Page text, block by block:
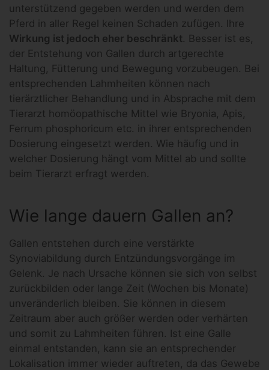
unterstützend gegeben werden und werden dem
Pferd in aller Regel keinen Schaden zufügen. Ihre
Wirkung ist jedoch eher beschränkt. Besser ist es,
der Entstehung von Gallen durch artgerechte
Haltung, Fütterung und Bewegung vorzubeugen. Bei
entsprechenden Lahmheiten können nach
tierärztlicher Behandlung und in Absprache mit dem
Tierarzt homöopathische Mittel wie Bryonia, Apis,
Ferrum phosphoricum etc. in ihrer entsprechenden
Dosierung eingesetzt werden. Wie häufig und in
welcher Dosierung hängt vom Mittel ab und sollte
beim Tierarzt erfragt werden.
Wie lange dauern Gallen an?
Gallen entstehen durch eine verstärkte
Synoviabildung durch Entzündungsvorgänge im
Gelenk. Je nach Ursache können sie sich von selbst
zurückbilden oder lange Zeit (Wochen bis Monate)
unveränderlich bleiben. Sie können in diesem
Zeitraum aber auch größer werden oder verhärten
und somit zu Lahmheiten führen. Ist eine Galle
einmal entstanden, kann sie an entsprechender
Lokalisation immer wieder auftreten, da das Gewebe